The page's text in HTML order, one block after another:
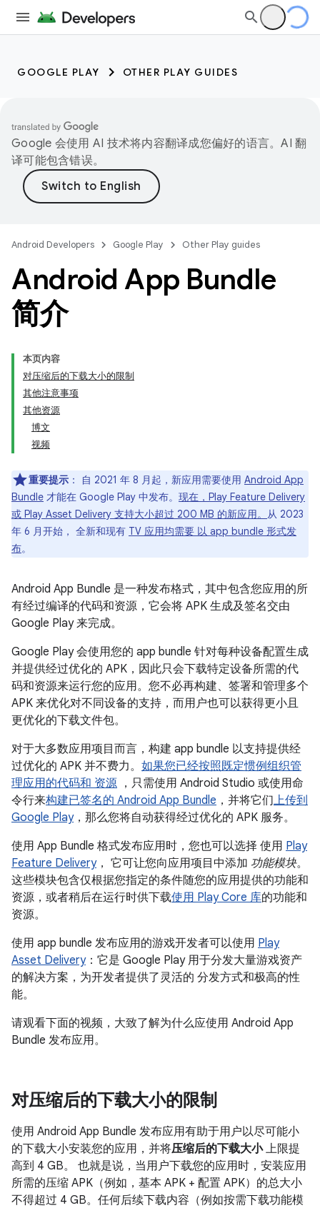
GOOGLE PLAY OTHER PLAY GUIDES
Google 会使用 AI 技术将内容翻译成您偏好的语言。AI 翻
译可能包含错误。
Android Developers Google Play Other Play guides
Android App Bundle
简介
本页内容
对压缩后的下载大小的限制
其他注意事项
其他资源
博文
视频
重要提示 ： 自 2021 年 8 月起，新应用需要使用 Android App
Bundle 才能在 Google Play 中发布。 现在，Play Feature Delivery
或 Play Asset Delivery 支持大小超过 200 MB 的新应用。 从 2023
年 6 月开始， 全新和现有 TV 应用均需要 以 app bundle 形式发
布。
Android App Bundle 是一种发布格式，其中包含您应用的所
有经过编译的代码和资源，它会将 APK 生成及签名交由
Google Play 来完成。
Google Play 会使用您的 app bundle 针对每种设备配置生成
并提供经过优化的 APK，因此只会下载特定设备所需的代
码和资源来运行您的应用。您不必再构建、签署和管理多个
APK 来优化对不同设备的支持，而用户也可以获得更小且
更优化的下载文件包。
对于大多数应用项目而言，构建 app bundle 以支持提供经
过优化的 APK 并不费力。 如果您已经按照既定惯例组织管
理应用的代码和 资源 ，只需使用 Android Studio 或使用命
令行来构建已签名的 Android App Bundle ，并将它们上传到
Google Play，那么您将自动获得经过优化的 APK 服务。
使用 App Bundle 格式发布应用时，您也可以选择 使用 Play
Feature Delivery， 它可让您向应用项目中添加 功能模块。
这些模块包含仅根据您指定的条件随您的应用提供的功能和
资源，或者稍后在运行时供下载使用 Play Core 库的功能和
资源。
使用 app bundle 发布应用的游戏开发者可以使用 Play
Asset Delivery：它是 Google Play 用于分发大量游戏资产
的解决方案，为开发者提供了灵活的 分发方式和极高的性
能。
请观看下面的视频，大致了解为什么应使用 Android App
Bundle 发布应用。
对压缩后的下载大小的限制
使用 Android App Bundle 发布应用有助于用户以尽可能小
的下载大小安装您的应用，并将压缩后的下载大小上限提
高到 4 GB。 也就是说，当用户下载您的应用时，安装应用
所需的压缩 APK（例如，基本 APK + 配置 APK）的总大小
不得超过 4 GB。任何后续下载内容（例如按需下载功能模